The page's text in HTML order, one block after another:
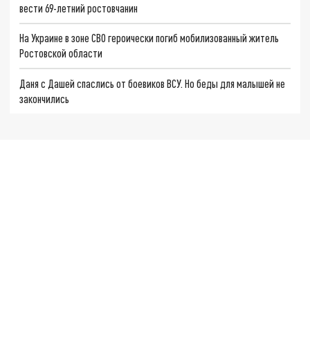
вести 69-летний ростовчанин
На Украине в зоне СВО героически погиб мобилизованный житель
Ростовской области
Даня с Дашей спаслись от боевиков ВСУ. Но беды для малышей не
закончились